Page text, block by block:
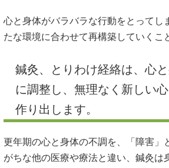
心と身体がバラバラな行動をとってし
たな環境に合わせて再構築していくこ
鍼灸、とりわけ経絡は、心
に調整し、無理なく新しい
作り出します。
更年期の心と身体の不調を、「障害」
がちな他の医療や療法と違い、鍼灸は